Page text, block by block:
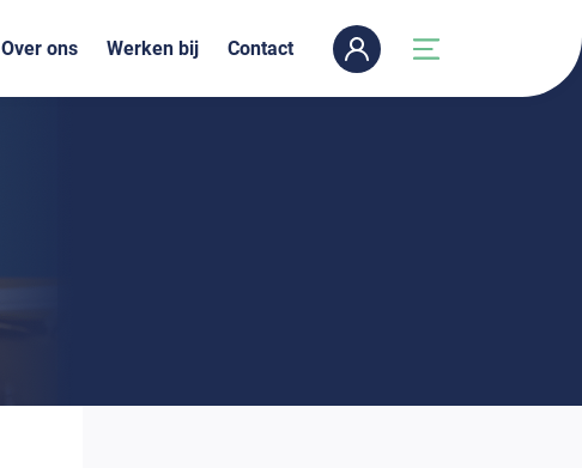
Over ons Werken bij Contact